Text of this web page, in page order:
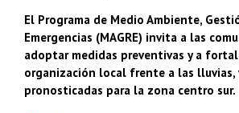
El Programa de Medio Ambiente,
Emergencias (MAGRE) invita a las
adoptar medidas preventivas y a
organización local frente a las lluvias,
pronosticadas para la zona centro sur.